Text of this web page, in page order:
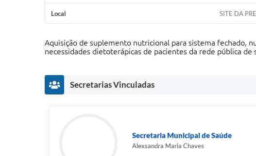
Local SITE DA
Aquisição de suplemento nutricional para sistema fechado,
necessidades dietoterápicas de pacientes da rede pública
Secretarias Vinculadas
Secretaria Municipal de Saúde
Alexsandra Maria Chaves